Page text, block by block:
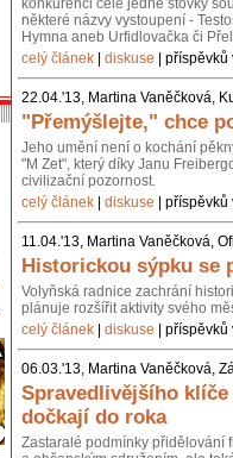
konkurenci celé jedné stovky
některé názvy vystoupení -
Hymna aneb Urfidlovačka či
celý článek
diskuse |
22.04.'13, Martina Vaněčková,
"Přemýšlejte," chce
Jeho umění není o kochání
"M Zet", který díky Janu
civilizační pozornost.
celý článek
diskuse |
11.04.'13, Martina Vaněčková,
Historickou sýpku se
Volyňská radnice zachrání
plánuje rozšířit aktivity svého
celý článek
diskuse |
06.03.'13, Martina Vaněčková,
Spravedlivějšího
dočkají do roka
Zastaralé podmínky přidělování